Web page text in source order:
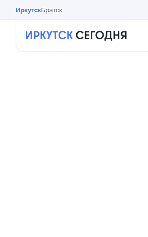
ИркутскБратск